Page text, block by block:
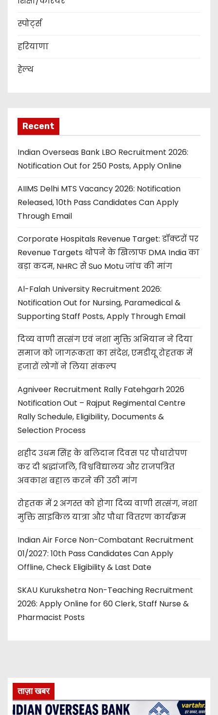
स्पोर्ट्स
हरियाणा
हेल्थ
Recent
Indian Overseas Bank LBO Recruitment 2026:
Notification Out for 250 Posts, Apply Online
AIIMS Delhi MTS Vacancy 2026: Notification
Released, 10th Pass Candidates Can Apply
Through Email
Corporate Hospitals Revenue Target: डॉक्टरों पर
Revenue Targets थोपने के खिलाफ DMA India का
बड़ा कदम, NHRC से Suo Motu जांच की मांग
Al-Falah University Recruitment 2026:
Notification Out for Nursing, Paramedical &
Supporting Staff Posts, Apply Through Email
दिव्य वाणी सत्संग एवं नशा मुक्ति अभियान ने दिया
समाज को जागरूकता का संदेश, एमडीयू रोहतक में
हजारों लोगों ने लिया संकल्प
Agniveer Recruitment Rally Fatehgarh 2026
Notification Out – Rajput Regimental Centre
Rally Schedule, Eligibility, Documents &
Selection Process
शहीद उधम सिंह के बलिदान दिवस पर पौधारोपण
कर दी श्रद्धांजलि, विश्वविद्यालय और राजपत्रित
अवकाश बहाल करने की उठी मांग
रोहतक में 2 अगस्त को होगा दिव्य वाणी सत्संग, नशा
मुक्ति साइकिल यात्रा और पौधा वितरण कार्यक्रम
Indian Air Force Non-Combatant Recruitment
01/2027: 10th Pass Candidates Can Apply
Offline, Check Eligibility & Last Date
SKAU Kurukshetra Non-Teaching Recruitment
2026: Apply Online for 60 Clerk, Staff Nurse &
Pharmacist Posts
ताज़ा खबर